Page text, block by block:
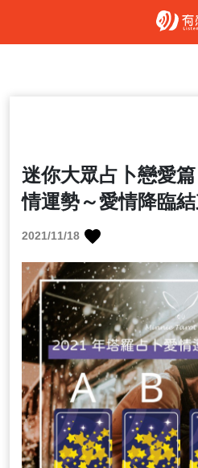
迷你大眾占卜戀愛
情運勢～愛情降臨
2021/11/18